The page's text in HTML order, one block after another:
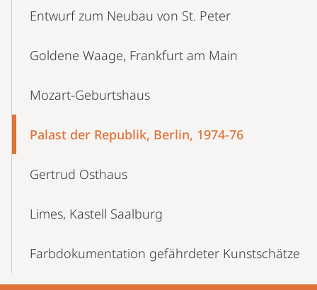
Entwurf zum Neubau von St. Peter
Goldene Waage, Frankfurt am Main
Mozart-Geburtshaus
Palast der Republik, Berlin, 1974-76
Gertrud Osthaus
Limes, Kastell Saalburg
Farbdokumentation gefährdeter Kunstschätze